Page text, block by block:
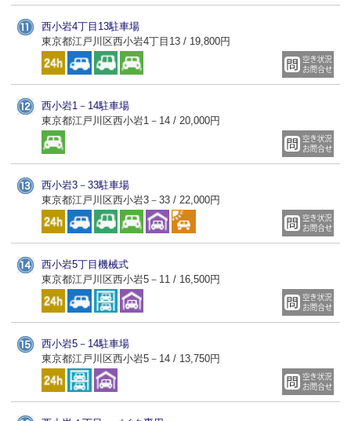
西小岩4丁目13駐車場
東京都江戸川区西小岩4丁目13 / 19,800円
西小岩1－14駐車場
東京都江戸川区西小岩1－14 / 20,000円
西小岩3－33駐車場
東京都江戸川区西小岩3－33 / 22,000円
西小岩5丁目機械式
東京都江戸川区西小岩5－11 / 16,500円
西小岩5－14駐車場
東京都江戸川区西小岩5－14 / 13,750円